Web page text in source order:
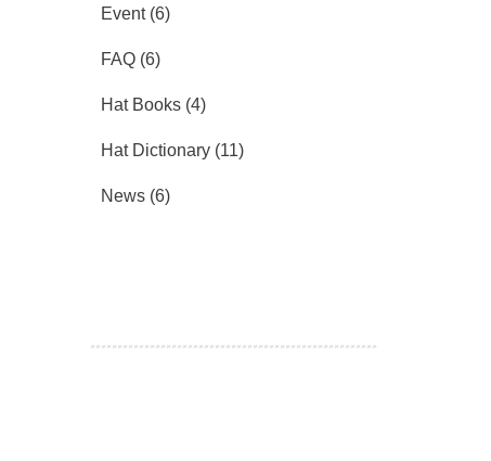
Event(6)
FAQ (6)
Hat Books (4)
Hat Dictionary (11)
News (6)